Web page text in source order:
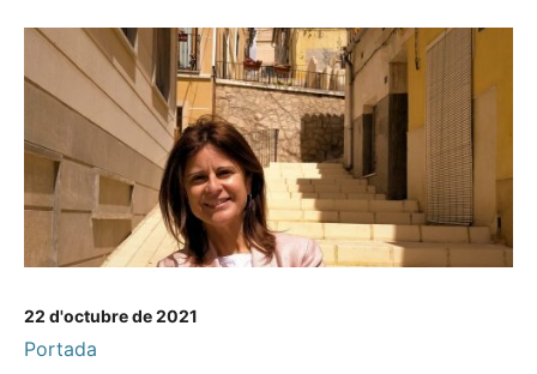
22 d'octubre de 2021
Portada